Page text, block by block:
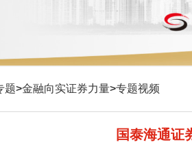
题>金融向实证券力量>专题视频
国泰海通证